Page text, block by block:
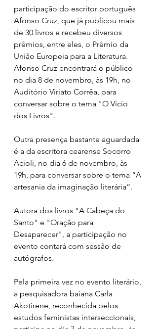
participação do escritor português
Afonso Cruz, que já publicou mais
de 30 livros e recebeu diversos
prêmios, entre eles, o Prêmio da
União Europeia para a Literatura.
Afonso Cruz encontrará o público
no dia 8 de novembro, às 19h, no
Auditório Viriato Corrêa, para
conversar sobre o tema "O Vício
dos Livros".
Outra presença bastante aguardada
é a da escritora cearense Socorro
Acioli, no dia 6 de novembro, às
19h, para conversar sobre o tema “A
artesania da imaginação literária”.
Autora dos livros "A Cabeça do
Santo" e "Oração para
Desaparecer", a participação no
evento contará com sessão de
autógrafos.
Pela primeira vez no evento literário,
a pesquisadora baiana Carla
Akotirene, reconhecida pelos
estudos feministas interseccionais,